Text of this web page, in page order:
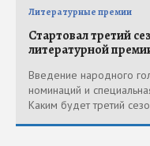
Литературные премии
Стартовал третий
литературной
Введение народного
номинаций и
Каким будет третий